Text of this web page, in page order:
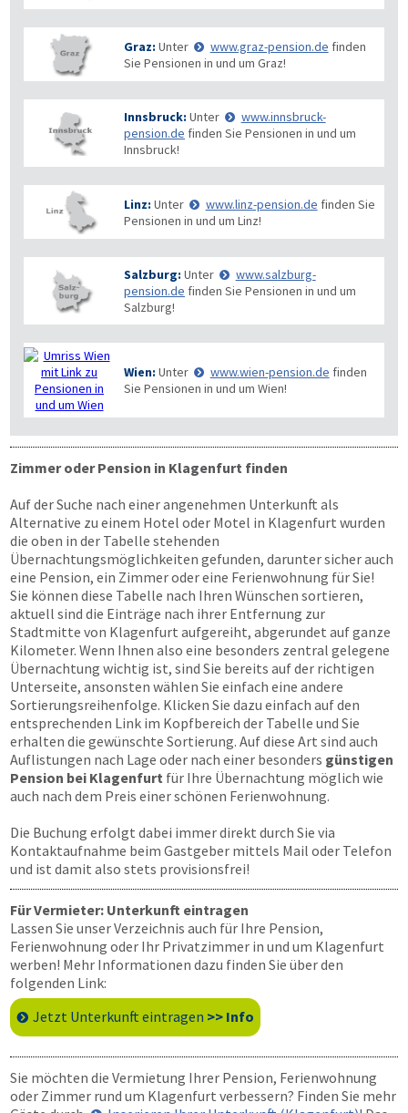
Graz: Unter www.graz-pension.de finden
Sie Pensionen in und um Graz!
Innsbruck: Unter
www.innsbruck-
pension.de finden Sie Pensionen in und um
Innsbruck!
Linz: Unter www.linz-pension.de finden Sie
Pensionen in und um Linz!
Salzburg: Unter
www.salzburg-
pension.de finden Sie Pensionen in und um
Salzburg!
Wien: Unter www.wien-pension.de finden
Sie Pensionen in und um Wien!
Zimmer oder Pension in Klagenfurt finden
Auf der Suche nach einer angenehmen Unterkunft als
Alternative zu einem Hotel oder Motel in Klagenfurt wurden
die oben in der Tabelle stehenden
Übernachtungsmöglichkeiten gefunden, darunter sicher auch
eine Pension, ein Zimmer oder eine Ferienwohnung für Sie!
Sie können diese Tabelle nach Ihren Wünschen sortieren,
aktuell sind die Einträge nach ihrer Entfernung zur
Stadtmitte von Klagenfurt aufgereiht, abgerundet auf ganze
Kilometer. Wenn Ihnen also eine besonders zentral gelegene
Übernachtung wichtig ist, sind Sie bereits auf der richtigen
Unterseite, ansonsten wählen Sie einfach eine andere
Sortierungsreihenfolge. Klicken Sie dazu einfach auf den
entsprechenden Link im Kopfbereich der Tabelle und Sie
erhalten die gewünschte Sortierung. Auf diese Art sind auch
Auflistungen nach Lage oder nach einer besonders günstigen
Pension bei Klagenfurt für Ihre Übernachtung möglich wie
auch nach dem Preis einer schönen Ferienwohnung.
Die Buchung erfolgt dabei immer direkt durch Sie via
Kontaktaufnahme beim Gastgeber mittels Mail oder Telefon
und ist damit also stets provisionsfrei!
Für Vermieter: Unterkunft eintragen
Lassen Sie unser Verzeichnis auch für Ihre Pension,
Ferienwohnung oder Ihr Privatzimmer in und um Klagenfurt
werben! Mehr Informationen dazu finden Sie über den
folgenden Link:
Jetzt Unterkunft eintragen >> Info
Sie möchten die Vermietung Ihrer Pension, Ferienwohnung
oder Zimmer rund um Klagenfurt verbessern? Finden Sie mehr